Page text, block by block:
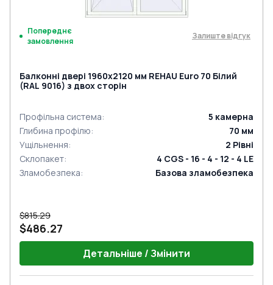
Попереднє
замовлення
Залиште відгук
Балконні двері 1960x2120 мм REHAU Euro 70 Білий
(RAL 9016) з двох сторін
Профільна система: 5 камерна
Глибина профілю: 70 мм
Ущільнення: 2 Рівні
Склопакет:
4 CGS - 16 - 4 - 12 - 4 LE
Зламобезпека: Базова зламобезпека
$815.29
$486.27
Детальніше / Змінити